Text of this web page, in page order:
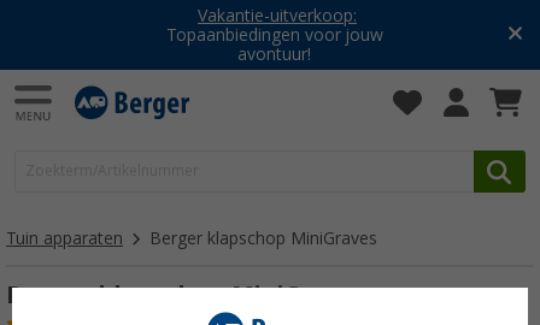
Vakantie-uitverkoop:
Topaanbiedingen voor jouw
avontuur!
Tuin apparaten Berger klapschop MiniGraves
Berger klapschop MiniGraves